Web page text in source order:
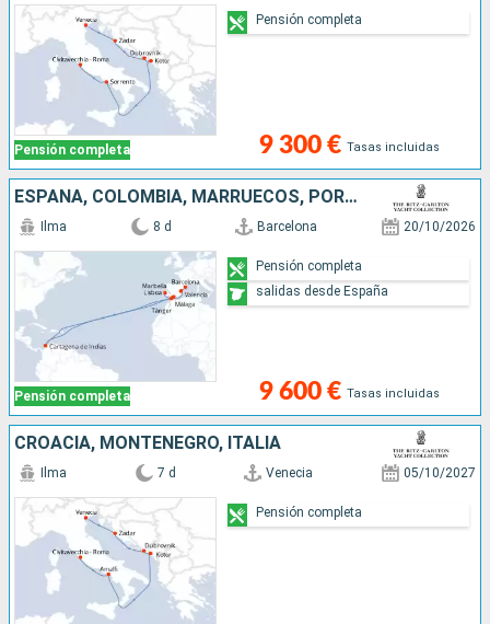
Pensión completa 9 300 € Tasas incluidas
Pensión completa
ESPAÑA, COLOMBIA, MARRUECOS, PORTUGAL
Pensión completa
Ilma 8 d Barcelona 20/10/2026
9 600 € Tasas incluidas
Pensión completa
salidas desde España
CROACIA, MONTENEGRO, ITALIA
Ilma 7 d Venecia 05/10/2027
Pensión completa